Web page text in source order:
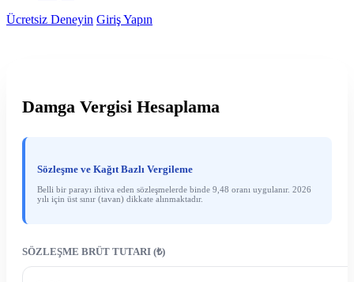
Ücretsiz Deneyin Giriş Yapın
Damga Vergisi Hesaplama
Sözleşme ve Kağıt Bazlı Vergileme
Belli bir parayı ihtiva eden sözleşmelerde binde 9,48 oranı uygulanır. 2026
yılı için üst sınır (tavan) dikkate alınmaktadır.
SÖZLEŞME BRÜT TUTARI (₺)